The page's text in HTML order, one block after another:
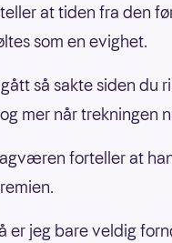
at tiden fra den
som en evighet.
så sakte siden du
mer når trekningen
forteller at
er jeg bare veldig